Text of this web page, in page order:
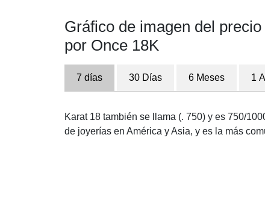
Gráfico de imagen del
por Once 18K
7 días 30 Días 6 Meses 1
Karat 18 también se llama (. 750) y es 750/
de joyerías en América y Asia, y es la más